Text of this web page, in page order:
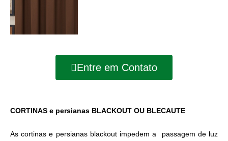
Entre em Contato
CORTINAS e persianas BLACKOUT OU BLECAUTE
As cortinas e persianas blackout impedem a passagem de luz